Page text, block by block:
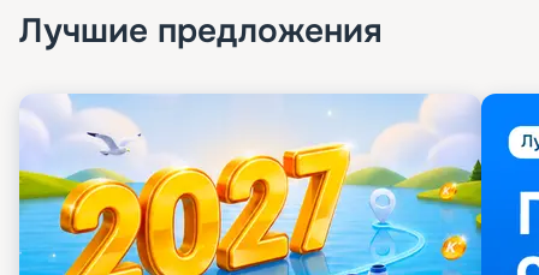
Лучшие предложения